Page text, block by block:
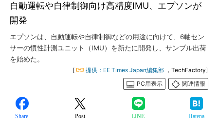
自動運転や自律制御向け高精度IMU、エプソンが
開発
エプソンは、自動運転や自律制御などの用途に向けて、6軸セン
サーの慣性計測ユニット（IMU）を新たに開発し、サンプル出荷
を始めた。
[ 提供：EE Times Japan編集部 ，TechFactory]
PC用表示
関連情報
Share Post LINE Hatena